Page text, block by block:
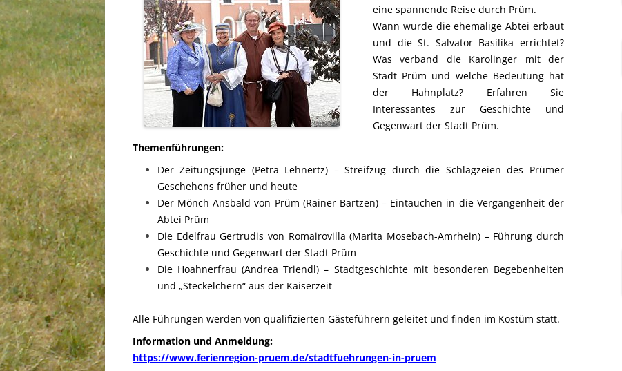
RAUM STADTKYLL / JÜNKERATH /
BLANKENHEIM
SÜDEIFEL UND LUXEMBURG
eine spannende Reise durch Prüm.
Wann wurde die ehemalige Abtei erbaut
und die St. Salvator Basilika errichtet?
Was verband die Karolinger mit der
Stadt Prüm und welche Bedeutung hat
der Hahnplatz? Erfahren Sie
Interessantes zur Geschichte und
Gegenwart der Stadt Prüm.
Themenführungen:
Der Zeitungsjunge (Petra Lehnertz) – Streifzug durch die Schlagzeien des Prümer
Geschehens früher und heute
Der Mönch Ansbald von Prüm (Rainer Bartzen) – Eintauchen in die Vergangenheit der
Abtei Prüm
Die Edelfrau Gertrudis von Romairovilla (Marita Mosebach-Amrhein) – Führung durch
Geschichte und Gegenwart der Stadt Prüm
Die Hoahnerfrau (Andrea Triendl) – Stadtgeschichte mit besonderen Begebenheiten
und „Steckelchern“ aus der Kaiserzeit
Alle Führungen werden von qualifizierten Gästeführern geleitet und finden im Kostüm statt.
Information und Anmeldung:
https://www.ferienregion-pruem.de/stadtfuehrungen-in-pruem